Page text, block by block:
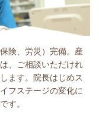
険、労災）完備。産
、ご相談いただけれ
ます。院長はじめス
フステージの変化に
す。